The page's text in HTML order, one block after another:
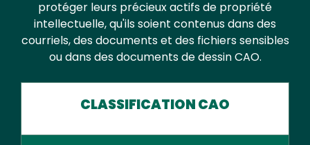
protéger leurs précieux actifs de propriété
intellectuelle, qu'ils soient contenus dans des
courriels, des documents et des fichiers sensibles
ou dans des documents de dessin CAO.
CLASSIFICATION CAO